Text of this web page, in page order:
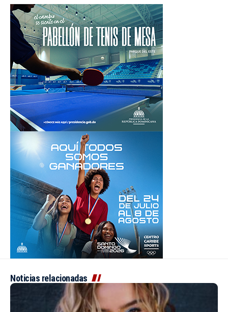
Noticias relacionadas